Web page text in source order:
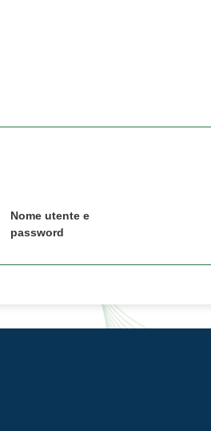
Nome utente e
password